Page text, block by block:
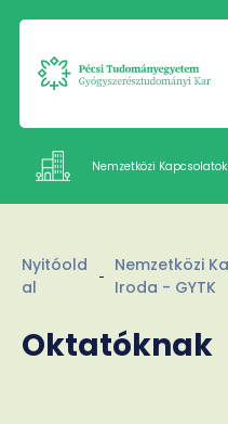
Intézetek
Munkatársak
Kapcsolat
Nemzetközi
Nyitóold
al
Nemzetközi
Iroda - GYTK
Oktatóknak